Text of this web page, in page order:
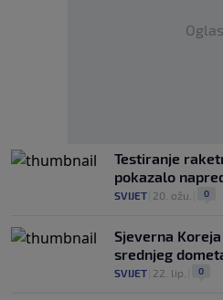
Oglas
Testiranje
pokazalo
SVIJET 20. ožu. 0
Sjeverna
srednjeg
SVIJET 22. lip. 0